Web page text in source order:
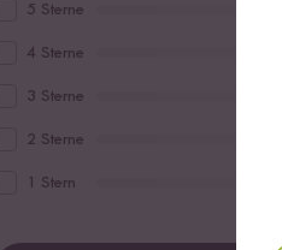
5 Sterne
4 Sterne
3 Sterne
2 Sterne
1 Stern